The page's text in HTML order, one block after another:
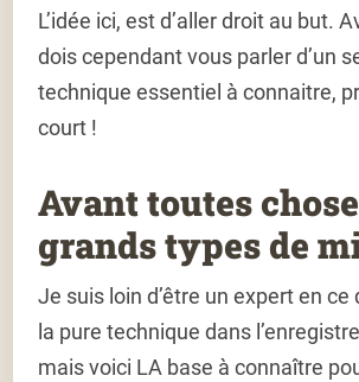
L’idée ici, est d’aller droit au but.
dois cependant vous parler d’un
technique essentiel à connaitre,
court !
Avant toutes
grands types de
Je suis loin d’être un expert en ce
la pure technique dans
mais voici LA base à connaître